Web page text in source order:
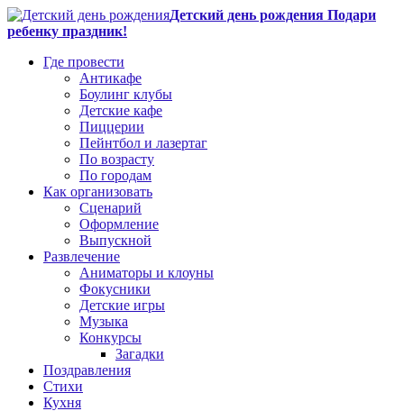
Детский день рождения Подари
ребенку праздник!
Где провести
Антикафе
Боулинг клубы
Детские кафе
Пиццерии
Пейнтбол и лазертаг
По возрасту
По городам
Как организовать
Сценарий
Оформление
Выпускной
Развлечение
Аниматоры и клоуны
Фокусники
Детские игры
Музыка
Конкурсы
Загадки
Поздравления
Стихи
Кухня